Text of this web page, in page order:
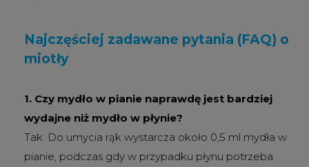
Najczęściej zadawane pytania (FAQ) o
miotły
1. Czy mydło w pianie naprawdę jest bardziej
wydajne niż mydło w płynie?
Tak. Do umycia rąk wystarcza około 0,5 ml mydła w
pianie, podczas gdy w przypadku płynu potrzeba